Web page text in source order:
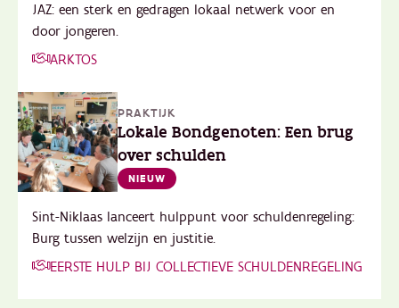
JAZ: een sterk en gedragen lokaal netwerk voor en
door jongeren.
ARKTOS
PRAKTIJK
Lokale Bondgenoten: Een brug
over schulden
NIEUW
Sint-Niklaas lanceert hulppunt voor schuldenregeling:
Burg tussen welzijn en justitie.
EERSTE HULP BIJ COLLECTIEVE SCHULDENREGELING